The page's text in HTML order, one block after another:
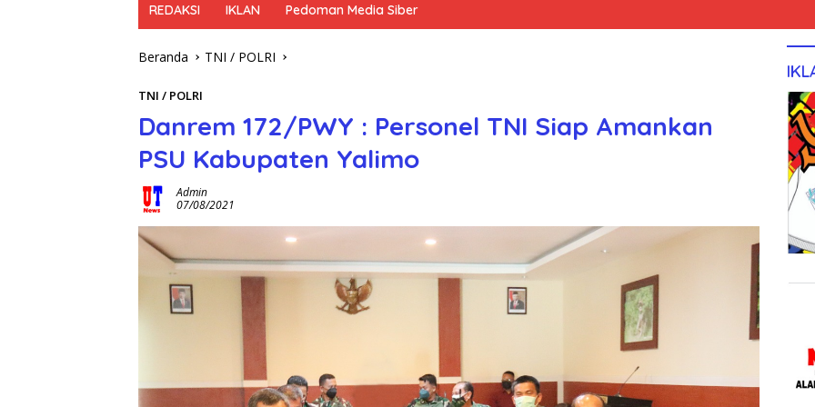
REDAKSI IKLAN Pedoman Media Siber
Beranda TNI / POLRI
TNI / POLRI
Danrem 172/PWY : Personel TNI Siap Amankan
PSU Kabupaten Yalimo
Admin
07/08/2021